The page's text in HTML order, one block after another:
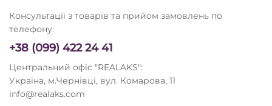
Консультації з товарів та прийом замовлень по
телефону:
+38 (099) 422 24 41
Центральний офіс "REALAKS":
Україна, м.Чернівці, вул. Комарова, 11
info@realaks.com